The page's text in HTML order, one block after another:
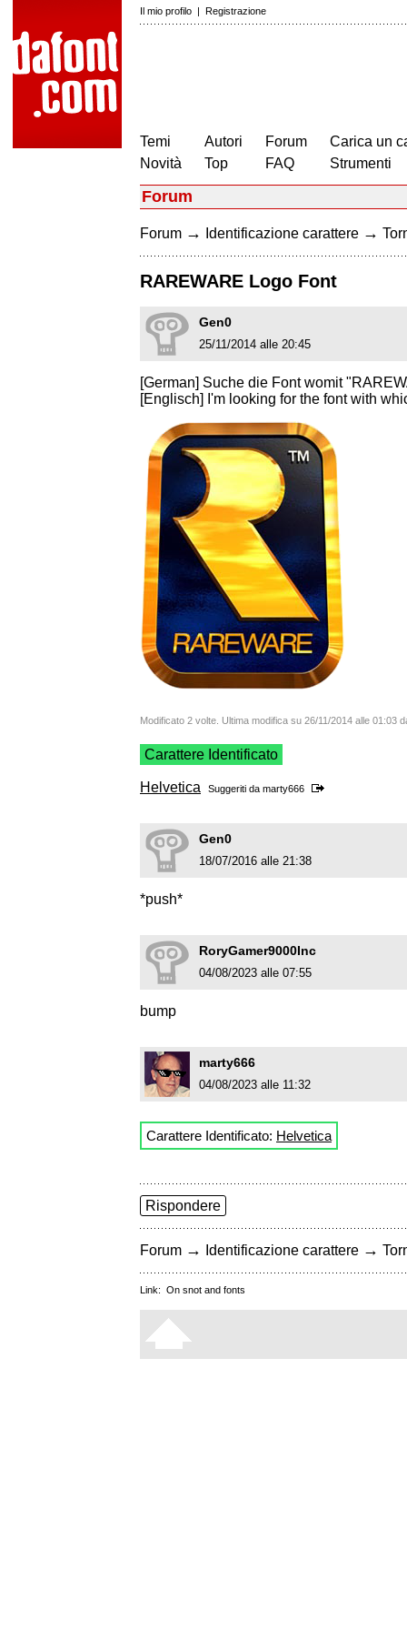
Il mio profilo | Registrazione
Temi
Novità
Autori
Top
Forum
FAQ
Carica un
Strumenti
Forum
Forum → Identificazione carattere →
RAREWARE Logo Font
Gen0
25/11/2014 alle 20:45
[German] Suche die Font womit
[Englisch] I'm looking for the font with
Modificato 2 volte. Ultima modifica su 26/11/2014 alle 01:03
Carattere Identificato
Helvetica Suggeriti da marty666
Gen0
18/07/2016 alle 21:38
*push*
RoryGamer9000Inc
04/08/2023 alle 07:55
bump
marty666
04/08/2023 alle 11:32
Carattere Identificato: Helvetica
Rispondere
Forum → Identificazione carattere →
Link: On snot and fonts